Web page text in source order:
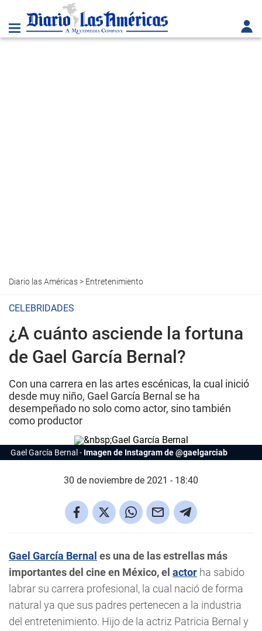
Diario las Américas> Entretenimiento
CELEBRIDADES
¿A cuánto asciende la fortuna
de Gael García Bernal?
Con una carrera en las artes escénicas, la cual inició
desde muy niño, Gael García Bernal se ha
desempeñado no solo como actor, sino también
como productor
Gael García Bernal Imagen de Instagram de @gaelgarciab
30 de noviembre de 2021 - 18:40
Gael García Bernal es una de las estrellas más
importantes del cine en México, el actor ha sabido
labrar su carrera profesional, la cual nació de forma
natural ya que sus padres pertenecen a la industria
del entretenimiento. Hijo de la actriz Patricia Bernal y